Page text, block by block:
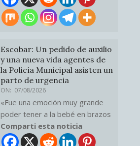
Escobar: Un pedido de auxilio
y una nueva vida agentes de
la Policía Municipal asisten un
parto de urgencia
ON: 07/08/2026
«Fue una emoción muy grande
poder tener a la bebé en brazos
Comparti esta noticia